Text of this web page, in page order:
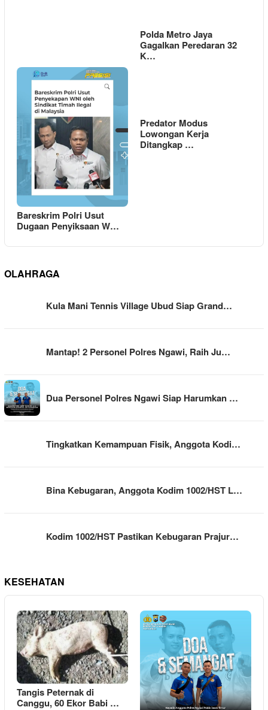
Polda Metro Jaya
Gagalkan Peredaran 32
K…
Bareskrim Polri Usut
Dugaan Penyiksaan W…
Predator Modus
Lowongan Kerja
Ditangkap …
OLAHRAGA
Kula Mani Tennis Village Ubud Siap Grand…
Mantap! 2 Personel Polres Ngawi, Raih Ju…
Dua Personel Polres Ngawi Siap Harumkan …
Tingkatkan Kemampuan Fisik, Anggota Kodi…
Bina Kebugaran, Anggota Kodim 1002/HST L…
Kodim 1002/HST Pastikan Kebugaran Prajur…
KESEHATAN
Tangis Peternak di
Canggu, 60 Ekor Babi …